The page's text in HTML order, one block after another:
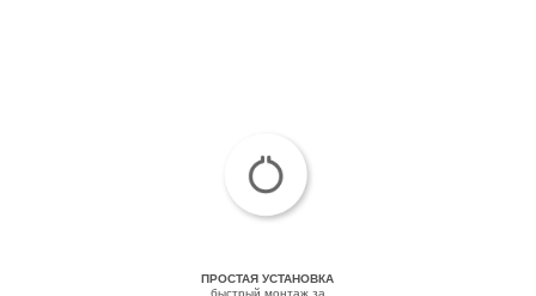
ПРОСТАЯ УСТАНОВКА
быстрый монтаж за